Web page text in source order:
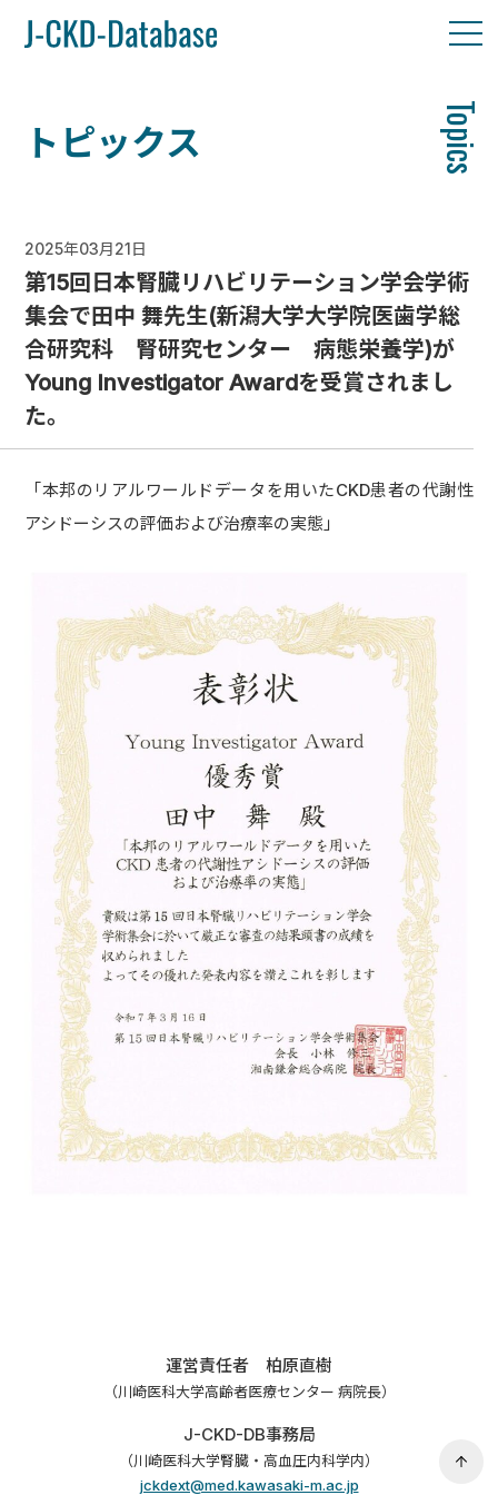
トピックス Topics
2025年03月21日
第15回日本腎臓リハビリテーション学会学術
集会で田中 舞先生(新潟大学大学院医歯学総
合研究科 腎研究センター 病態栄養学)が
Young Investigator Awardを受賞されまし
た。
「本邦のリアルワールドデータを用いたCKD患者の代謝性
アシドーシスの評価および治療率の実態」
運営責任者 柏原直樹
（川崎医科大学高齢者医療センター 病院長）
J-CKD-DB事務局
（川崎医科大学腎臓・高血圧内科学内）
jckdext@med.kawasaki-m.ac.jp